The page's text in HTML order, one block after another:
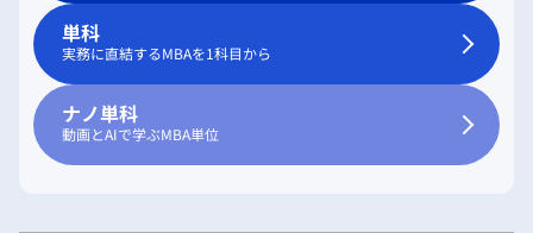
単科
実務に直結するMBAを1科目から
ナノ単科
動画とAIで学ぶMBA単位